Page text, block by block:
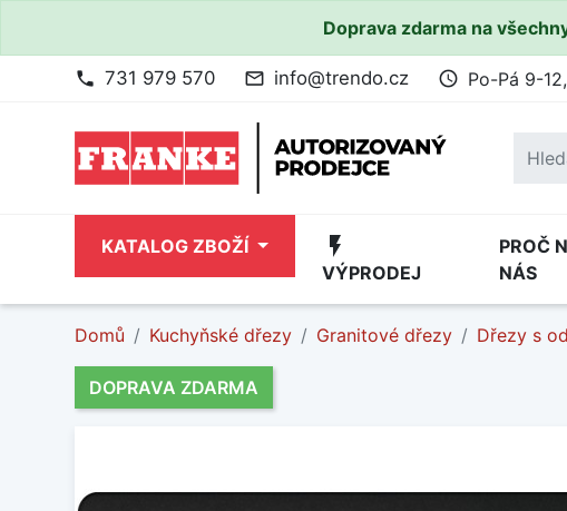
Doprava zdarma na
phone 731 979 570 mail_outline info@trendo.cz access_time Po-Pá 9-
KATALOG ZBOŽÍ flash_on
VÝPRODEJ
PROČ
NÁS
Domů Kuchyňské dřezy Granitové dřezy Dřezy s
DOPRAVA ZDARMA